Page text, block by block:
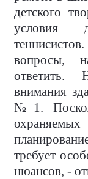
детского
условия
вопросы,
ответить.
внимания
№1.
требует
нюансов, -